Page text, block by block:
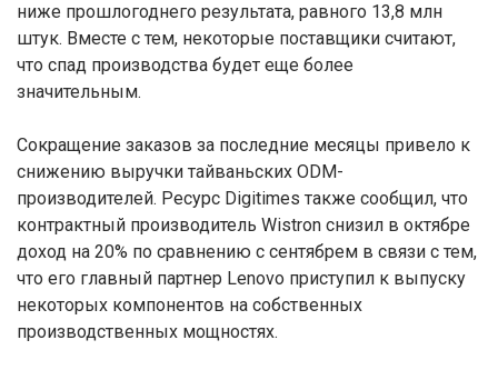
ниже прошлогоднего результата, равного 13,8 млн
штук. Вместе с тем, некоторые поставщики считают,
что спад производства будет еще более
значительным.
Сокращение заказов за последние месяцы привело к
снижению выручки тайваньских ODM-
производителей. Ресурс Digitimes также сообщил, что
контрактный производитель Wistron снизил в октябре
доход на 20% по сравнению с сентябрем в связи с тем,
что его главный партнер Lenovo приступил к выпуску
некоторых компонентов на собственных
производственных мощностях.